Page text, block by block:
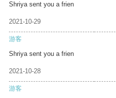
Shriya sent you a frien
2021-10-29
游客
Shriya sent you a frien
2021-10-28
游客